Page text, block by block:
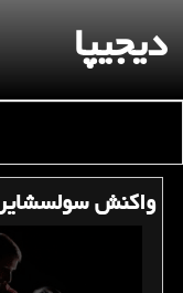
دیجیپا
واكنش سولسشایر